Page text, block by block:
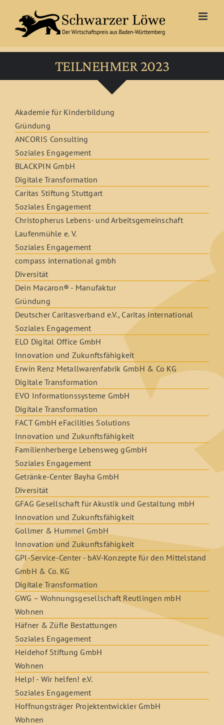
Inhalt
springen
TEILNEHMER 2023
Akademie für Kinderbildung
Gründung
ANCORIS Consulting
Soziales Engagement
BLACKPIN GmbH
Digitale Transformation
Caritas Stiftung Stuttgart
Soziales Engagement
Christopherus Lebens- und Arbeitsgemeinschaft
Laufenmühle e. V.
Soziales Engagement
compass international gmbh
Diversität
Dein Macaron® - Manufaktur
Gründung
Deutscher Caritasverband e.V., Caritas international
Soziales Engagement
ELO Digital Office GmbH
Innovation und Zukunftsfähigkeit
Erwin Renz Metallwarenfabrik GmbH & Co KG
Digitale Transformation
EVO Informationssysteme GmbH
Digitale Transformation
FACT GmbH eFacilities Solutions
Innovation und Zukunftsfähigkeit
Familienherberge Lebensweg gGmbH
Soziales Engagement
Getränke-Center Bayha GmbH
Diversität
GFAG Gesellschaft für Akustik und Gestaltung mbH
Innovation und Zukunftsfähigkeit
Gollmer & Hummel GmbH
Innovation und Zukunftsfähigkeit
GPI-Service-Center - bAV-Konzepte für den Mittelstand
GmbH & Co. KG
Digitale Transformation
GWG – Wohnungsgesellschaft Reutlingen mbH
Wohnen
Häfner & Züfle Bestattungen
Soziales Engagement
Heidehof Stiftung GmbH
Wohnen
Help! - Wir helfen! e.V.
Soziales Engagement
Hoffnungsträger Projektentwickler GmbH
Wohnen